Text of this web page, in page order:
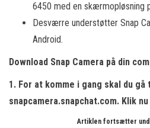
6450 med en skærmopløsning
Desværre understøtter Snap
Android.
Download Snap Camera på din
1. For at komme i gang skal du
snapcamera.snapchat.com. Klik
Artiklen fortsætter